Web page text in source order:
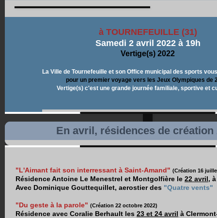
à TOURNEFEUILLE (31)
Samedi 2 avril 2022 à 19h
Vertige(s) 2022
La Ville de Tournefeuille et son Office municipal des sports
pour un premier voyage vers les Jeux Olympiques de
Vertige(s) c'est une grande journée familiale, sportive et
En avril, résidences de création
"L'Aimant fait son interressant à Saint-Amand" (Création 16
Résidence Antoine Le Menestrel et Montgolfière le 22 avril,
Avec Dominique Gouttequillet, aerostier des "Quatre vents"
"Du geste à la parole" (Création 22 octobre 2022)
Résidence avec Coralie Berhault les 23 et 24 avril à